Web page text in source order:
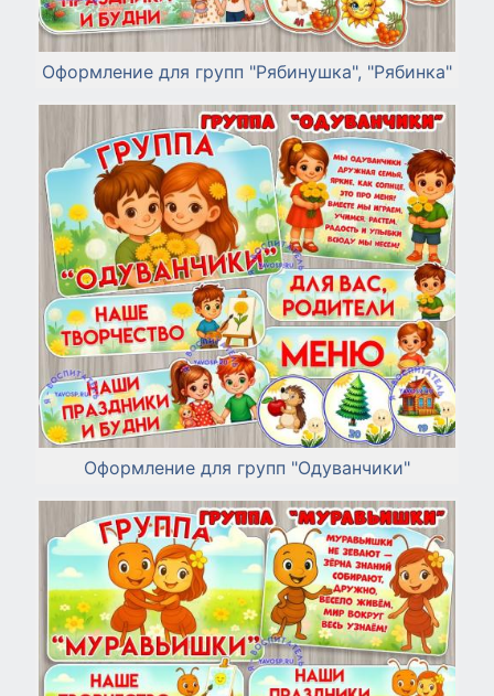
Оформление для групп "Рябинушка", "Рябинка"
Оформление для групп "Одуванчики"